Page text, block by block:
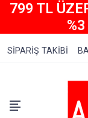
799 TL
SİPARİŞ TAKİBİ